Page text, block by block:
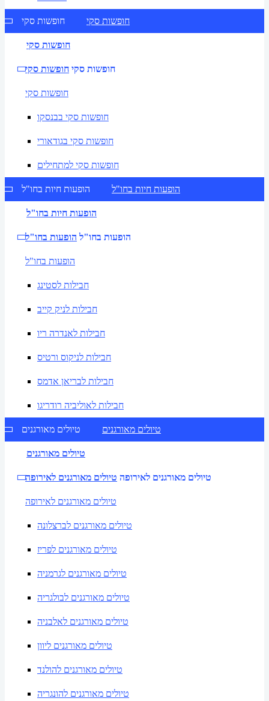
חופשות סקי חופשות סקי
חופשות סקי
חופשות סקי חופשות סקי
חופשות סקי
חופשות סקי בבנסקו
חופשות סקי בגודאורי
חופשות סקי למתחילים
הופעות חיות בחו"ל הופעות חיות בחו"ל
הופעות חיות בחו"ל
הופעות בחו"ל הופעות בחו"ל
הופעות בחו"ל
חבילות לסטינג
חבילות לניק קייב
חבילות לאנדרה ריו
חבילות לניקוס ורטיס
חבילות לבריאן אדמס
חבילות לאוליביה רודריגו
טיולים מאורגנים טיולים מאורגנים
טיולים מאורגנים
טיולים מאורגנים לאירופה טיולים מאורגנים לאירופה
טיולים מאורגנים לאירופה
טיולים מאורגנים לברצלונה
טיולים מאורגנים לפריז
טיולים מאורגנים לגרמניה
טיולים מאורגנים לבולגריה
טיולים מאורגנים לאלבניה
טיולים מאורגנים ליוון
טיולים מאורגנים להולנד
טיולים מאורגנים להונגריה